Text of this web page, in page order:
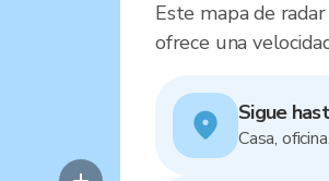
Este mapa de
ofrece una
Sigue
Casa,